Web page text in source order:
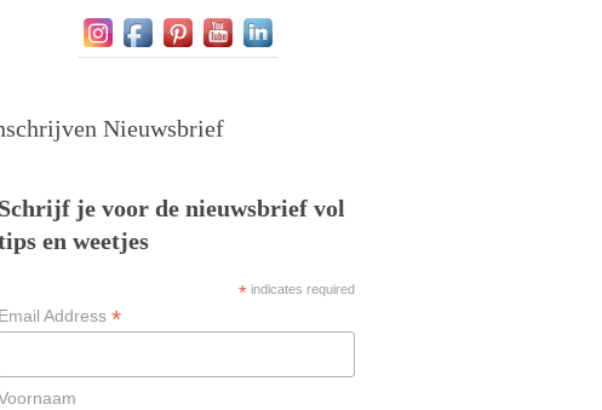
Nieuwsbrief
Schrijf je voor de nieuwsbrief vol
en weetjes
*indicates required
Email Address *